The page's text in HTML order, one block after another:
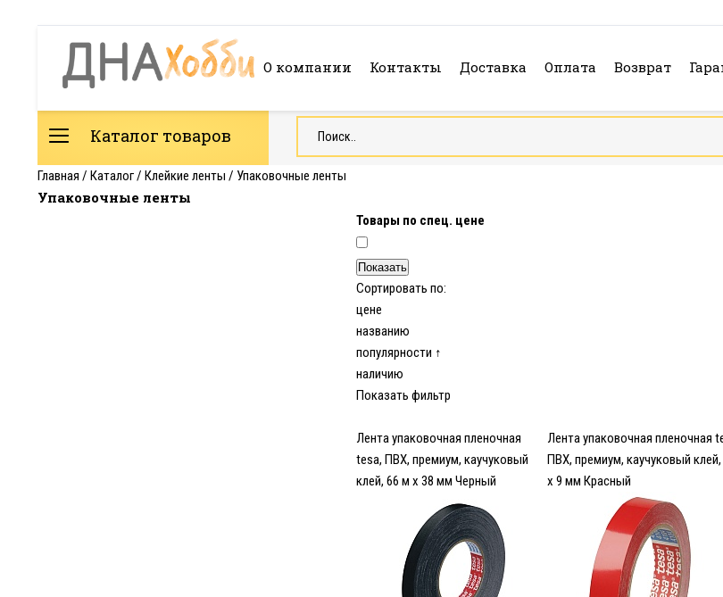
О компании Контакты Доставка Оплата Возврат
Каталог товаров
Главная / Каталог/ Клейкие ленты / Упаковочные ленты
Упаковочные ленты
Товары по спец. цене
Сортировать по:
цене
названию
популярности ↑
наличию
Показать фильтр
Лента упаковочная пленочная
tesa, ПВХ, премиум, каучуковый
клей, 66 м х 38 мм Черный
Лента упаковочная пленочная
ПВХ, премиум, каучуковый
x 9 мм Красный